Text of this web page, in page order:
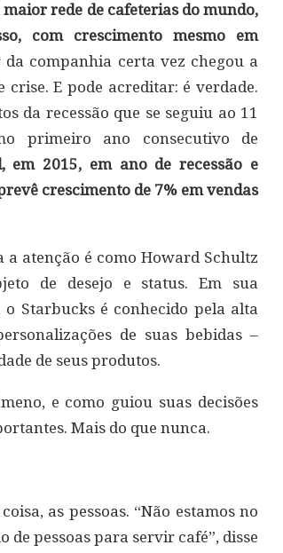
maior rede de cafeterias do mundo,
com crescimento mesmo em
companhia certa vez chegou a
E pode acreditar: é verdade.
da recessão que se seguiu ao 11
primeiro ano consecutivo de
em 2015, em ano de recessão e
crescimento de 7% em vendas
a atenção é como Howard Schultz
de desejo e status. Em sua
Starbucks é conhecido pela alta
de suas bebidas –
de seus produtos.
e como guiou suas decisões
Mais do que nunca.
as pessoas. “Não estamos no
de pessoas para servir café”, disse